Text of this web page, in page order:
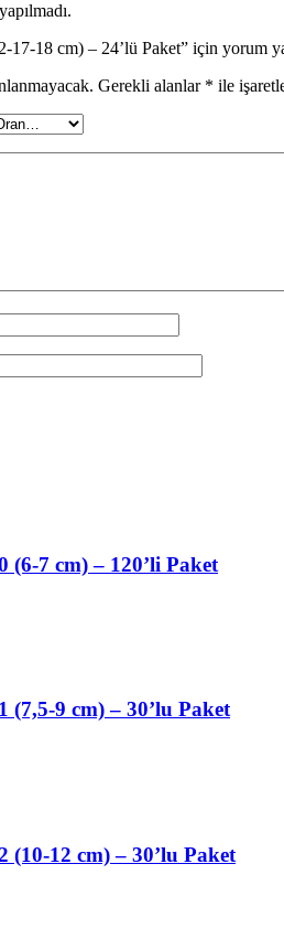
17-18 cm) – 24’lü Paket” için yorum
Gerekli alanlar * ile
(6-7 cm) – 120’li Paket
(7,5-9 cm) – 30’lu Paket
(10-12 cm) – 30’lu Paket